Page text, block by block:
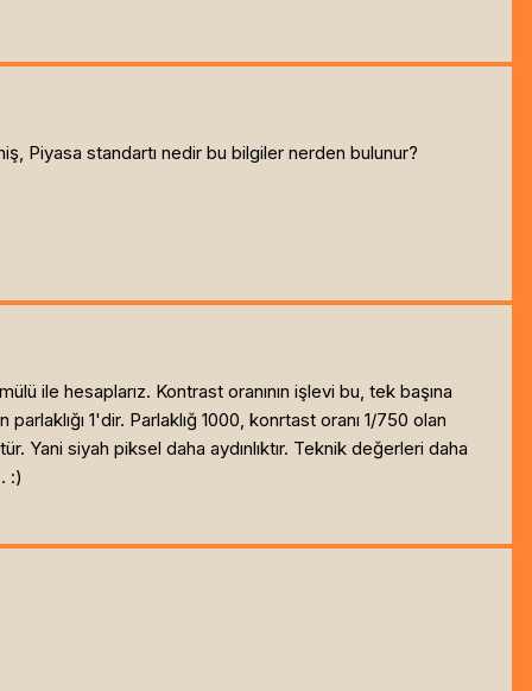
Piyasa standartı nedir bu bilgiler nerden bulunur?
ile hesaplarız. Kontrast oranının işlevi bu, tek başına
1'dir. Parlaklığ 1000, konrtast oranı 1/750 olan
siyah piksel daha aydınlıktır. Teknik değerleri daha
:)